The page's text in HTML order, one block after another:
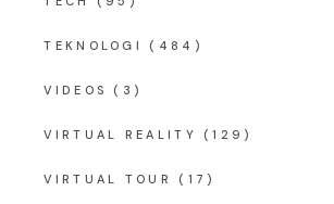
TEKNOLOGI (484)
VIDEOS (3)
VIRTUAL REALITY (129)
VIRTUAL TOUR (17)